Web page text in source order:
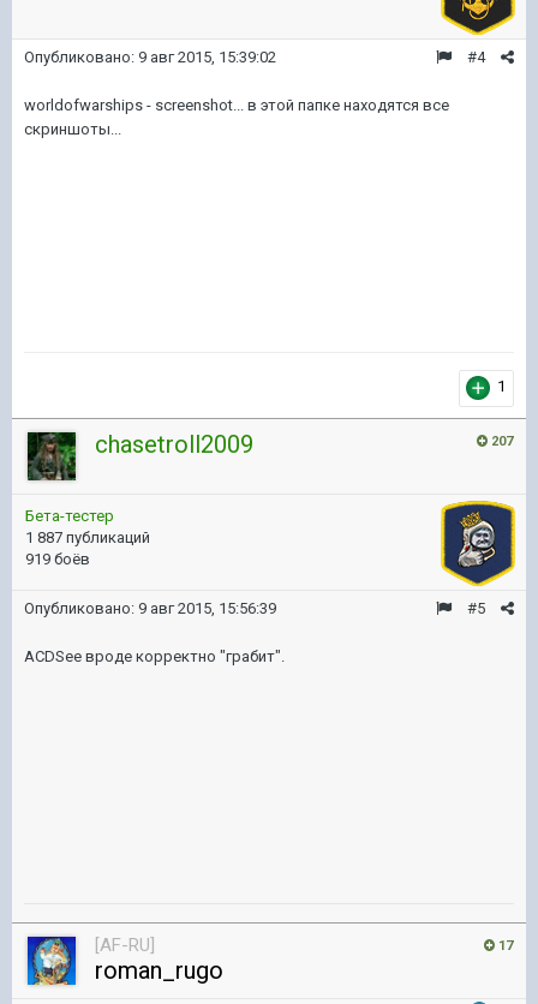
#4
Опубликовано: 9 авг 2015, 15:39:02
worldofwarships - screenshot... в этой папке находятся все
скриншоты...
1
207
chasetroll2009
Бета-тестер
1 887 публикаций
919 боёв
#5
Опубликовано: 9 авг 2015, 15:56:39
ACDSee вроде корректно "грабит".
17
[AF-RU]
roman_rugo